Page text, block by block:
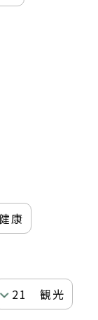
康
21 観光